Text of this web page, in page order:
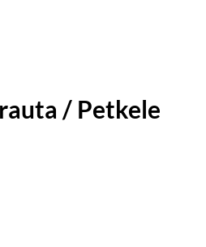
/ Petkele